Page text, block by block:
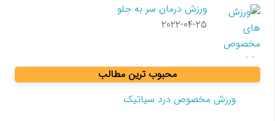
ورزش درمان سر به جلو
2022-04-25
محبوب ترین مطالب
ورزش مخصوص درد سیاتیک